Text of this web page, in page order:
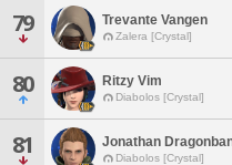
79 Trevante Vangen
Zalera [Crystal]
80 Ritzy Vim
Diabolos [Crystal]
81 Jonathan
Diabolos [Crystal]